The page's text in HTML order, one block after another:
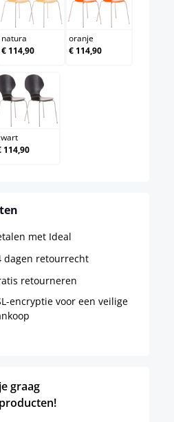
natura
natura
€ 114,90
oranje
oranje
€ 114,90
zwart
114,90
met Ideal
dagen retourrecht
retourneren
encryptie voor een veilige
graag